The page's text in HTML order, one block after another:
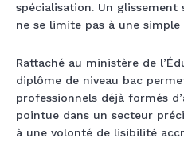
spécialisation. Un
ne se limite pas à une simple
Rattaché au ministère de
diplôme de niveau bac
professionnels déjà formés
pointue dans un secteur
à une volonté de lisibilité